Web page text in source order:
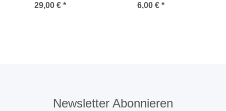
29,00 € * 6,00 € *
Newsletter Abonnieren